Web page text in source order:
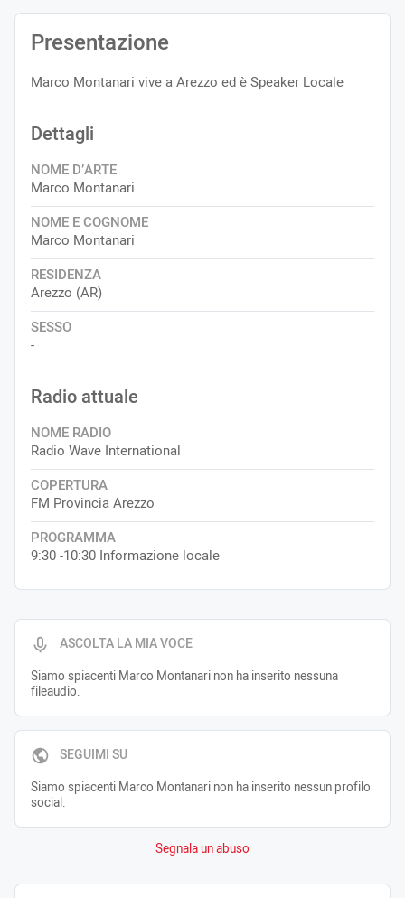
ASCOLTA LA MIA VOCE
Siamo spiacenti Marco Montanari non ha inserito nessuna
fileaudio.
SEGUIMI SU
Siamo spiacenti Marco Montanari non ha inserito nessun profilo
social.
Segnala un abuso
Presentazione
Marco Montanari vive a Arezzo ed è Speaker Locale
Dettagli
NOME D’ARTE
Marco Montanari
NOME E COGNOME
Marco Montanari
RESIDENZA
Arezzo (AR)
SESSO
-
Radio attuale
NOME RADIO
Radio Wave International
COPERTURA
FM Provincia Arezzo
PROGRAMMA
9:30 -10:30 Informazione locale